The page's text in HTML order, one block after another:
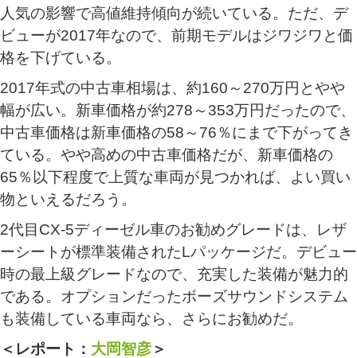
人気の影響で高値維持傾向が続いている。ただ、デ
ビューが2017年なので、前期モデルはジワジワと価
格を下げている。
2017年式の中古車相場は、約160～270万円とやや
幅が広い。新車価格が約278～353万円だったので、
中古車価格は新車価格の58～76％にまで下がってき
ている。やや高めの中古車価格だが、新車価格の
65％以下程度で上質な車両が見つかれば、よい買い
物といえるだろう。
2代目CX-5ディーゼル車のお勧めグレードは、レザ
ーシートが標準装備されたLパッケージだ。デビュー
時の最上級グレードなので、充実した装備が魅力的
である。オプションだったボーズサウンドシステム
も装備している車両なら、さらにお勧めだ。
＜レポート： 大岡智彦＞